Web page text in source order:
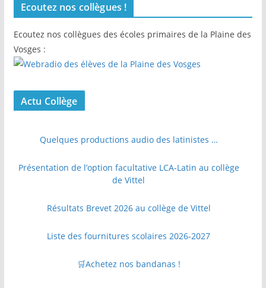
Ecoutez nos collègues !
Ecoutez nos collègues des écoles primaires de la Plaine des
Vosges :
Actu Collège
Quelques productions audio des latinistes …
Présentation de l’option facultative LCA-Latin au collège
de Vittel
Résultats Brevet 2026 au collège de Vittel
Liste des fournitures scolaires 2026-2027
🛒Achetez nos bandanas !